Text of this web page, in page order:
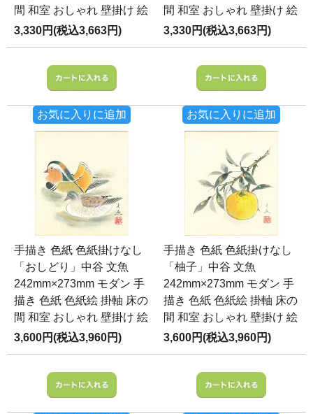
間 和室 おしゃれ 壁掛け 絵
3,330円(税込3,663円)
お気に入りに追加
間 和室 おしゃれ 壁掛け 絵
3,330円(税込3,663円)
お気に入りに追加
手描き 色紙 色紙掛けなし
「おしどり」中谷 文魚
242mm×273mm モダン 手
描き 色紙 色紙絵 掛軸 床の
間 和室 おしゃれ 壁掛け 絵
3,600円(税込3,960円)
手描き 色紙 色紙掛けなし
「柚子」中谷 文魚
242mm×273mm モダン 手
描き 色紙 色紙絵 掛軸 床の
間 和室 おしゃれ 壁掛け 絵
3,600円(税込3,960円)